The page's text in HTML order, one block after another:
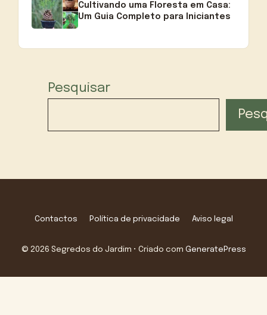
Cultivando uma Floresta em Casa:
Um Guia Completo para Iniciantes
Pesquisar
Contactos Política de privacidade Aviso legal
© 2026 Segredos do Jardim • Criado com GeneratePress